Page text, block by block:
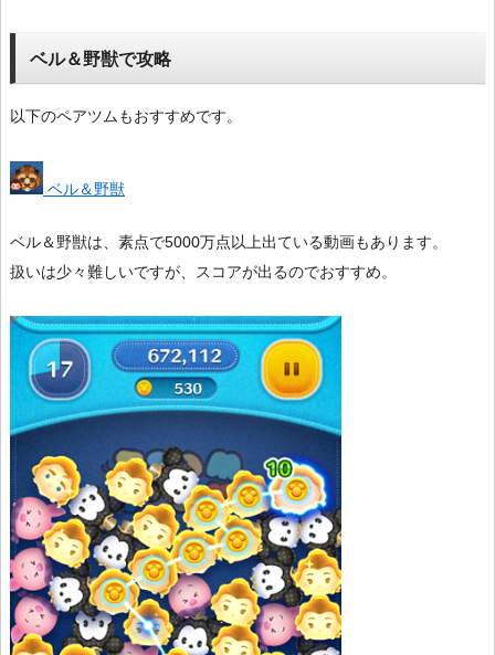
ベル＆野獣で攻略
以下のペアツムもおすすめです。
ベル＆野獣
ベル＆野獣は、素点で5000万点以上出ている動画もあります。
扱いは少々難しいですが、スコアが出るのでおすすめ。